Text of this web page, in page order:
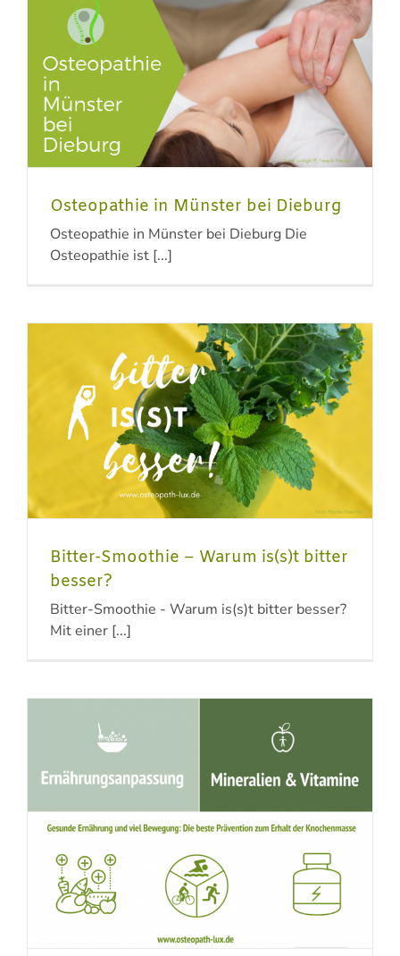
Osteopathie in Münster bei Dieburg
Osteopathie in Münster bei Dieburg Die
Osteopathie ist [...]
Bitter-Smoothie – Warum is(s)t bitter
besser?
Bitter-Smoothie - Warum is(s)t bitter besser?
Mit einer [...]